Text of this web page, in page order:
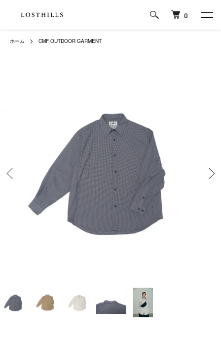
0
ホーム CMF OUTDOOR GARMENT